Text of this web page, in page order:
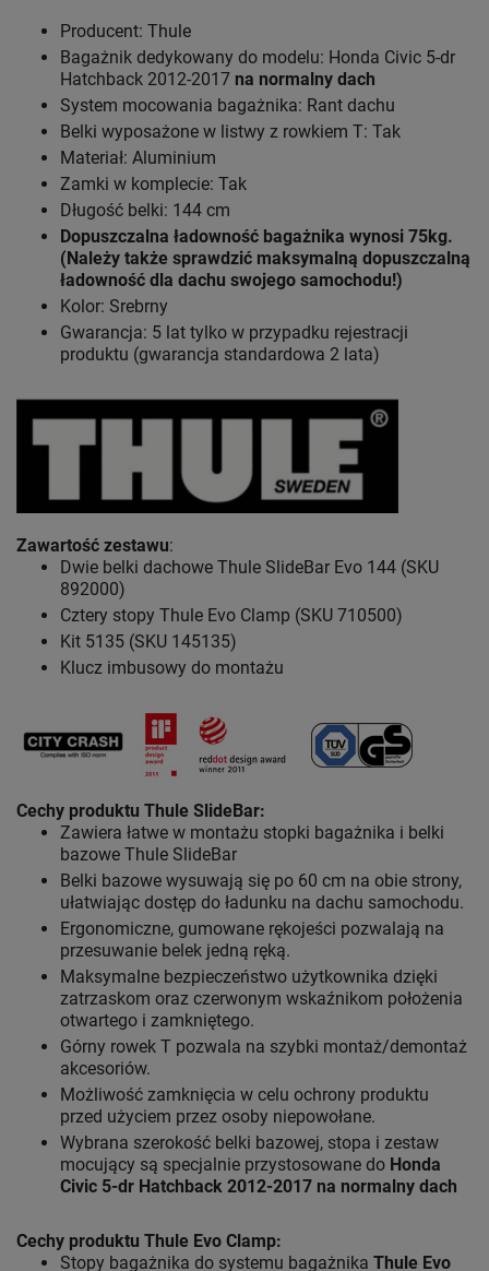
Producent: Thule
Bagażnik dedykowany do modelu: Honda Civic 5-dr
Hatchback 2012-2017 na normalny dach
System mocowania bagażnika: Rant dachu
Belki wyposażone w listwy z rowkiem T: Tak
Materiał: Aluminium
Zamki w komplecie: Tak
Długość belki: 144 cm
Dopuszczalna ładowność bagażnika wynosi 75kg.
(Należy także sprawdzić maksymalną dopuszczalną
ładowność dla dachu swojego samochodu!)
Kolor: Srebrny
Gwarancja: 5 lat tylko w przypadku rejestracji
produktu (gwarancja standardowa 2 lata)
Zawartość zestawu:
Dwie belki dachowe Thule SlideBar Evo 144 (SKU
892000)
Cztery stopy Thule Evo Clamp (SKU 710500)
Kit 5135 (SKU 145135)
Klucz imbusowy do montażu
Cechy produktu Thule SlideBar:
Zawiera łatwe w montażu stopki bagażnika i belki
bazowe Thule SlideBar
Belki bazowe wysuwają się po 60 cm na obie strony,
ułatwiając dostęp do ładunku na dachu samochodu.
Ergonomiczne, gumowane rękojeści pozwalają na
przesuwanie belek jedną ręką.
Maksymalne bezpieczeństwo użytkownika dzięki
zatrzaskom oraz czerwonym wskaźnikom położenia
otwartego i zamkniętego.
Górny rowek T pozwala na szybki montaż/demontaż
akcesoriów.
Możliwość zamknięcia w celu ochrony produktu
przed użyciem przez osoby niepowołane.
Wybrana szerokość belki bazowej, stopa i zestaw
mocujący są specjalnie przystosowane do Honda
Civic 5-dr Hatchback 2012-2017 na normalny dach
Cechy produktu Thule Evo Clamp:
Stopy bagażnika do systemu bagażnika Thule Evo